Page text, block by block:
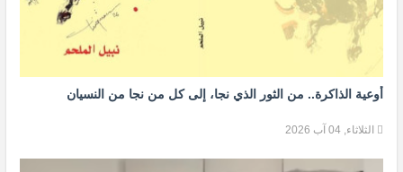
أوعية الذاكرة.. من الثور الذي نجا، إلى كل من نجا من النسيان
الثلاثاء, 04 آب 2026